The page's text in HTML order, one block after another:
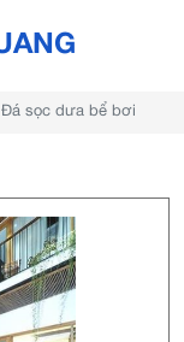
Đá sọc dưa bể bơi